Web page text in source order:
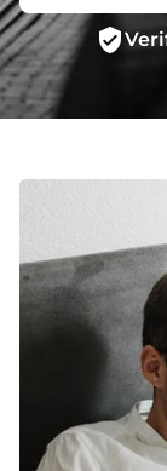
verified_user